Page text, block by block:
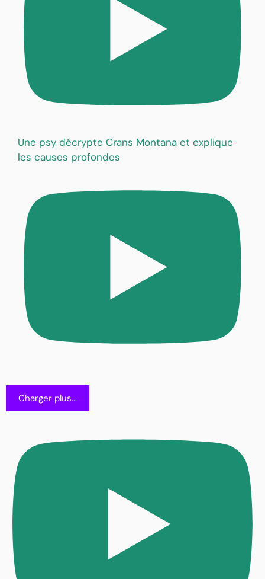
Une psy décrypte Crans Montana et explique
les causes profondes
Charger plus...